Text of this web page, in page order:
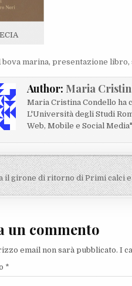
bova marina,presentazione libro,
Author: Maria
Maria Cristina Condello ha
L'Università degli Studi
Web, Mobile e Social
articoli
il girone di ritorno di Primi calci
un commento
email non sarà pubblicato. I
*